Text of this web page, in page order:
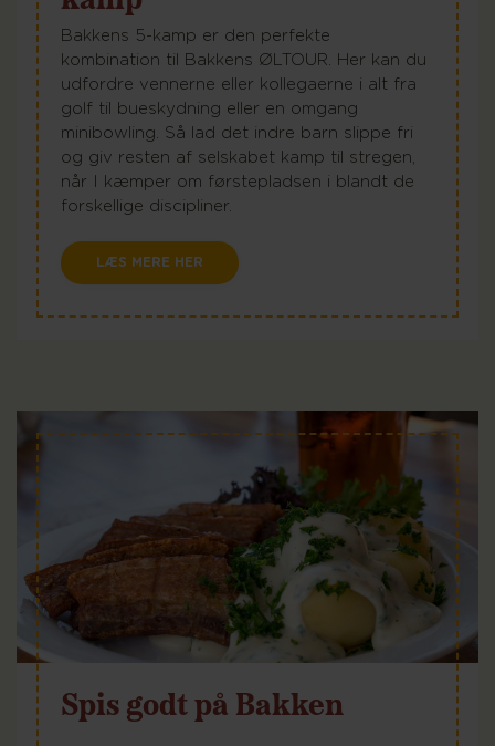
Bakkens 5-kamp er den perfekte
kombination til Bakkens ØLTOUR. Her kan du
udfordre vennerne eller kollegaerne i alt fra
golf til bueskydning eller en omgang
minibowling. Så lad det indre barn slippe fri
og giv resten af selskabet kamp til stregen,
når I kæmper om førstepladsen i blandt de
forskellige discipliner.
LÆS MERE HER
Spis godt på Bakken